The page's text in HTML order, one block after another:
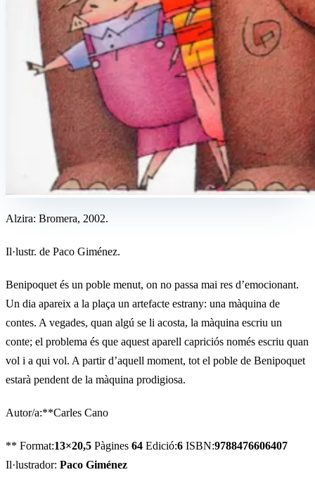
Alzira: Bromera, 2002.
Il·lustr. de Paco Giménez.
Benipoquet és un poble menut, on no passa mai res d’emocionant.
Un dia apareix a la plaça un artefacte estrany: una màquina de
contes. A vegades, quan algú se li acosta, la màquina escriu un
conte; el problema és que aquest aparell capriciós només escriu quan
vol i a qui vol. A partir d’aquell moment, tot el poble de Benipoquet
estarà pendent de la màquina prodigiosa.
Autor/a:**Carles Cano
** Format:13×20,5 Pàgines 64 Edició:6 ISBN:9788476606407
Il·lustrador: Paco Giménez